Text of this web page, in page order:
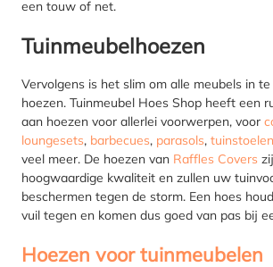
een touw of net.
Tuinmeubelhoezen
Vervolgens is het slim om alle meubels in
hoezen. Tuinmeubel Hoes Shop heeft een
aan hoezen voor allerlei voorwerpen, voor
loungesets, barbecues, parasols, tuinstoelen
veel meer. De hoezen van Raffles Covers
hoogwaardige kwaliteit en zullen uw
beschermen tegen de storm. Een hoes
vuil tegen en komen dus goed van pas bij
Hoezen voor tuinmeubelen